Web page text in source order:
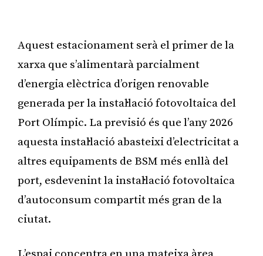
Aquest estacionament serà el primer de la
xarxa que s’alimentarà parcialment
d’energia elèctrica d’origen renovable
generada per la instal·lació fotovoltaica del
Port Olímpic. La previsió és que l’any 2026
aquesta instal·lació abasteixi d’electricitat a
altres equipaments de BSM més enllà del
port, esdevenint la instal·lació fotovoltaica
d’autoconsum compartit més gran de la
ciutat.